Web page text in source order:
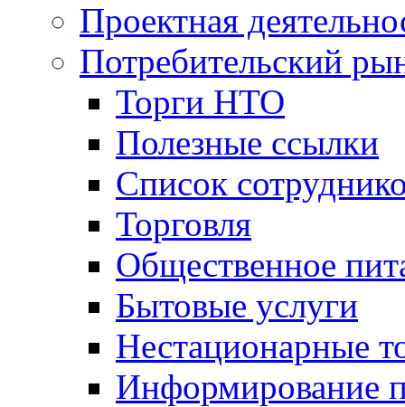
Проектная
Потребительский
Торги НТО
Полезные ссылки
Список
Торговля
Общественное
Бытовые услуги
Нестационарные
Информирование